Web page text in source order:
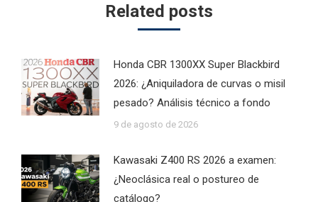
Related posts
Honda CBR 1300XX Super Blackbird
2026: ¿Aniquiladora de curvas o misil
pesado? Análisis técnico a fondo
9 de agosto de 2026
Kawasaki Z400 RS 2026 a examen:
¿Neoclásica real o postureo de
catálogo?